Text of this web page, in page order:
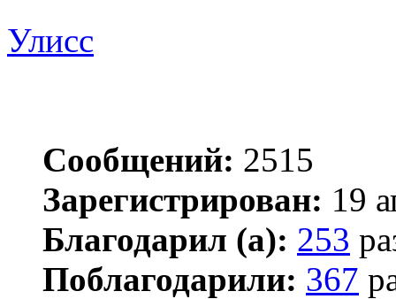
Улисс
Сообщений: 2515
Зарегистрирован: 19
Благодарил (а): 253
Поблагодарили: 367